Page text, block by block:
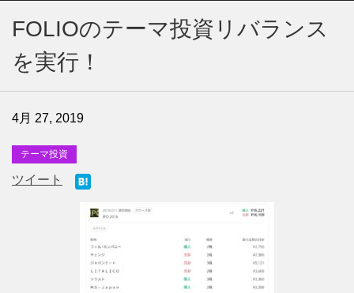
FOLIOのテーマ投資リバランス
を実行！
4月 27, 2019
テーマ投資
ツイート